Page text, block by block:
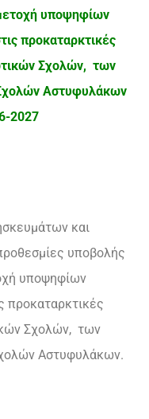
υποψηφίων
προκαταρκτικές
Σχολών, των
Αστυφυλάκων
2027
και
υποβολής
υποψηφίων
προκαταρκτικές
Σχολών, των
Αστυφυλάκων.